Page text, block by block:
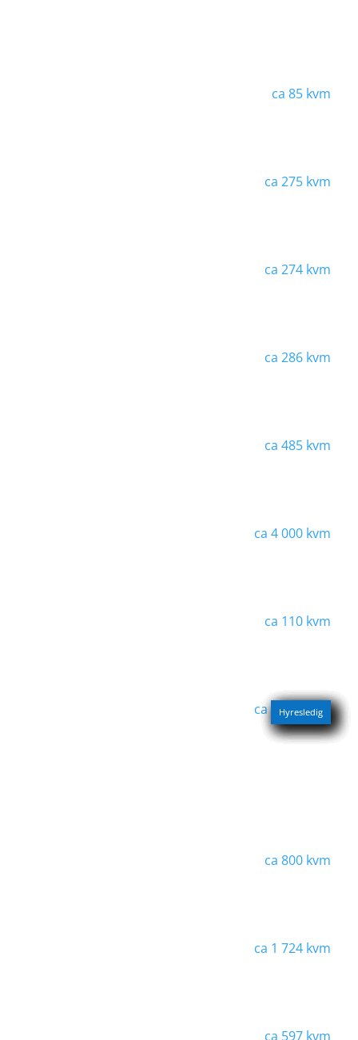
Hyresledig
ca 85 kvm
Hyresledig
ca 275 kvm
Hyresledig
ca 274 kvm
Hyresledig
ca 286 kvm
Hyresledig
ca 485 kvm
Hyresledig
ca 4 000 kvm
Hyresledig
ca 110 kvm
Hyresledig
ca1 287 kvm
ca 800 kvm
ca 1 724 kvm
ca 597 kvm